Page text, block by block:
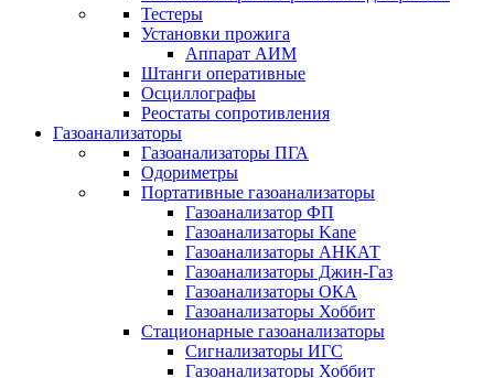
Тестеры
Установки прожига
Аппарат АИМ
Штанги оперативные
Осциллографы
Реостаты сопротивления
Газоанализаторы
Газоанализаторы ПГА
Одориметры
Портативные газоанализаторы
Газоанализатор ФП
Газоанализаторы Kane
Газоанализаторы АНКАТ
Газоанализаторы Джин-Газ
Газоанализаторы ОКА
Газоанализаторы Хоббит
Стационарные газоанализаторы
Сигнализаторы ИГС
Газоанализаторы Хоббит